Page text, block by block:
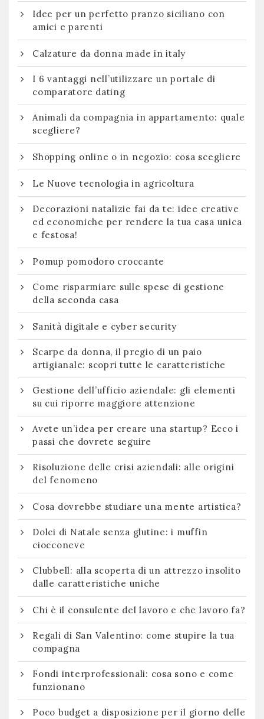
Idee per un perfetto pranzo siciliano con
amici e parenti
Calzature da donna made in italy
I 6 vantaggi nell’utilizzare un portale di
comparatore dating
Animali da compagnia in appartamento: quale
scegliere?
Shopping online o in negozio: cosa scegliere
Le Nuove tecnologia in agricoltura
Decorazioni natalizie fai da te: idee creative
ed economiche per rendere la tua casa unica
e festosa!
Pomup pomodoro croccante
Come risparmiare sulle spese di gestione
della seconda casa
Sanità digitale e cyber security
Scarpe da donna, il pregio di un paio
artigianale: scopri tutte le caratteristiche
Gestione dell’ufficio aziendale: gli elementi
su cui riporre maggiore attenzione
Avete un’idea per creare una startup? Ecco i
passi che dovrete seguire
Risoluzione delle crisi aziendali: alle origini
del fenomeno
Cosa dovrebbe studiare una mente artistica?
Dolci di Natale senza glutine: i muffin
ciocconeve
Clubbell: alla scoperta di un attrezzo insolito
dalle caratteristiche uniche
Chi è il consulente del lavoro e che lavoro fa?
Regali di San Valentino: come stupire la tua
compagna
Fondi interprofessionali: cosa sono e come
funzionano
Poco budget a disposizione per il giorno delle